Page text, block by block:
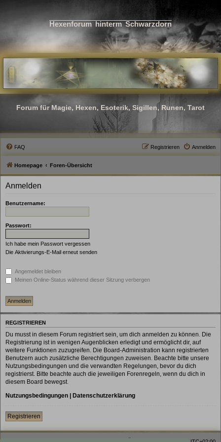
Hexenforum hinterm Schwarzdorn
Forum für Magie, Hexen, Esoterik, Sigillen, Runen, Tarot
FAQ Anmelden
Registrieren
Homepage Foren-Übersicht
Anmelden
Benutzername:
Passwort:
Ich habe mein Passwort vergessen
Die Aktivierungs-E-Mail erneut senden
Angemeldet bleiben
Meinen Online-Status während dieser Sitzung verbergen
REGISTRIEREN
Du musst in diesem Forum registriert sein, um dich anmelden zu können. Die
Registrierung ist in wenigen Augenblicken erledigt und ermöglicht dir, auf
weitere Funktionen zuzugreifen. Die Board-Administration kann registrierten
Benutzern auch zusätzliche Berechtigungen zuweisen. Beachte bitte unsere
Nutzungsbedingungen und die verwandten Regelungen, bevor du dich
registrierst. Bitte beachte auch die jeweiligen Forenregeln, wenn du dich in
diesem Board bewegst.
Nutzungsbedingungen | Datenschutzerklärung
Registrieren